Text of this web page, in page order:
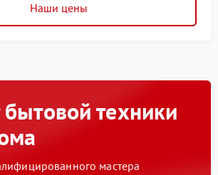
Наши цены
техники
мастера